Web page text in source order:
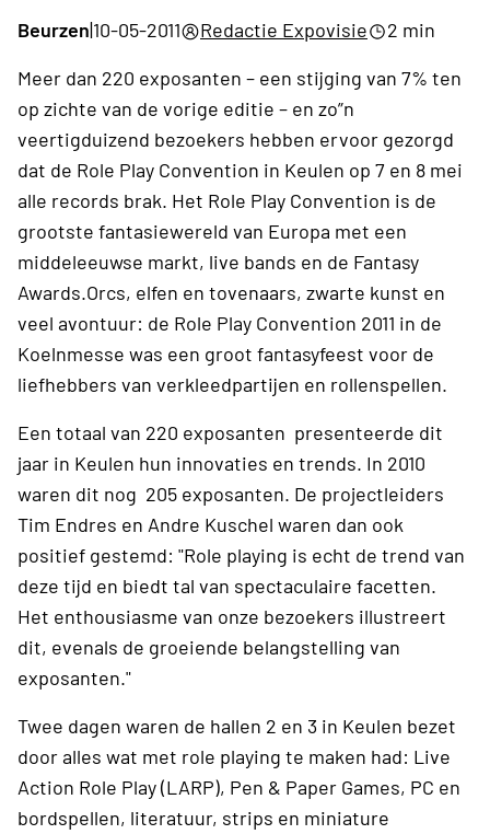
Beurzen|10-05-2011 Redactie Expovisie
2 min
Meer dan 220 exposanten – een stijging van 7% ten
op zichte van de vorige editie – en zo”n
veertigduizend bezoekers hebben ervoor gezorgd
dat de Role Play Convention in Keulen op 7 en 8 mei
alle records brak. Het Role Play Convention is de
grootste fantasiewereld van Europa met een
middeleeuwse markt, live bands en de Fantasy
Awards.Orcs, elfen en tovenaars, zwarte kunst en
veel avontuur: de Role Play Convention 2011 in de
Koelnmesse was een groot fantasyfeest voor de
liefhebbers van verkleedpartijen en rollenspellen.
Een totaal van 220 exposanten presenteerde dit
jaar in Keulen hun innovaties en trends. In 2010
waren dit nog 205 exposanten. De projectleiders
Tim Endres en Andre Kuschel waren dan ook
positief gestemd: "Role playing is echt de trend van
deze tijd en biedt tal van spectaculaire facetten.
Het enthousiasme van onze bezoekers illustreert
dit, evenals de groeiende belangstelling van
exposanten."
Twee dagen waren de hallen 2 en 3 in Keulen bezet
door alles wat met role playing te maken had: Live
Action Role Play (LARP), Pen & Paper Games, PC en
bordspellen, literatuur, strips en miniature